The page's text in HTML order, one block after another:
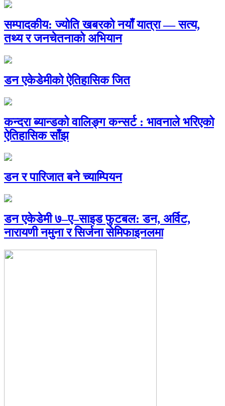
सम्पादकीय: ज्योति खबरको नयाँ यात्रा — सत्य,
तथ्य र जनचेतनाको अभियान
डन एकेडेमीको ऐतिहासिक जित
कन्दरा ब्यान्डको वालिङ्ग कन्सर्ट : भावनाले भरिएको
ऐतिहासिक साँझ
डन र पारिजात बने च्याम्पियन
डन एकेडेमी ७–ए–साइड फुटबल: डन, अर्विट,
नारायणी नमुना र सिर्जना सेमिफाइनलमा